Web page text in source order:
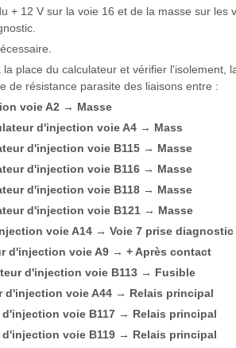
+ 12 V sur la voie 16 et de la masse sur les
place du calculateur et vérifier l'isolement,
de résistance parasite des liaisons entre :
voie A2 → Masse
d'injection voie A4 → Mass
d'injection voie B115 → Masse
d'injection voie B116 → Masse
d'injection voie B118 → Masse
d'injection voie B121 → Masse
voie A14 →Voie 7 prise diagnostic
d'injection voie A9 → + Après contact
d'injection voie B113 → Fusible
d'injection voie A44 → Relais principal
voie B117 → Relais principal
voie B119 → Relais principal